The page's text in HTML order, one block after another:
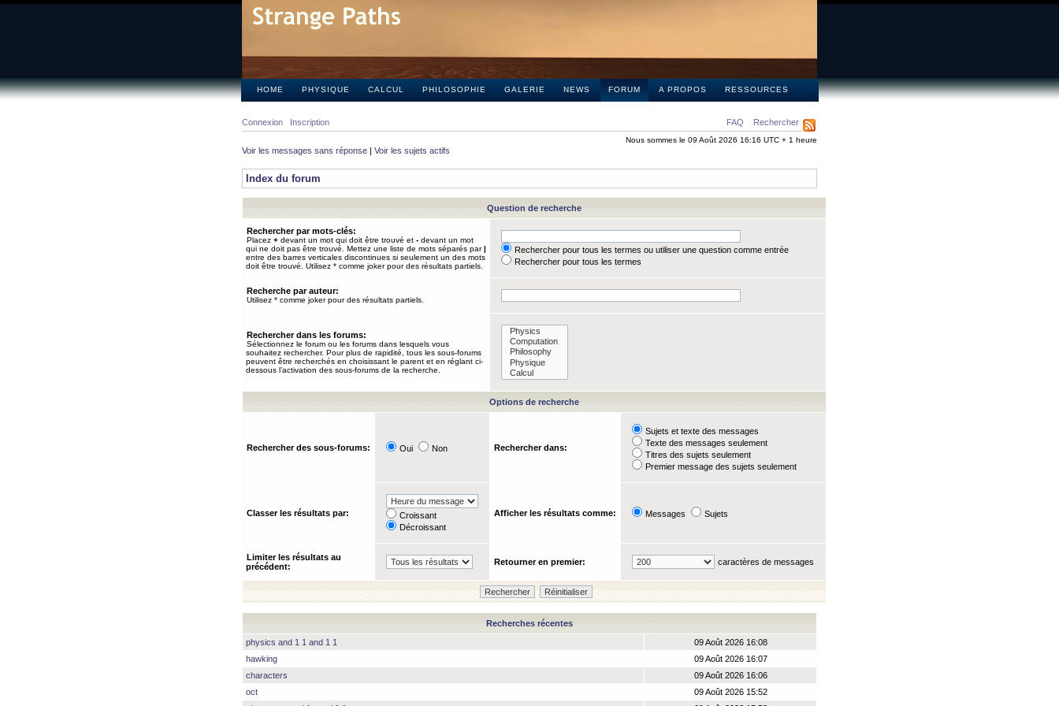
HOME PHYSIQUE CALCUL PHILOSOPHIE GALERIE NEWS FORUM A PROPOS RESSOURCES
FAQ Rechercher
Connexion Inscription
Nous sommes le 09 Août 2026 16:16 UTC + 1 heure
Voir les messages sans réponse | Voir les sujets actifs
Index du forum
Question de recherche
Rechercher par mots-clés:
Placez + devant un mot qui doit être trouvé et - devant un mot
qui ne doit pas être trouvé. Mettez une liste de mots séparés par|
entre des barres verticales discontinues si seulement un des mots
doit être trouvé. Utilisez * comme joker pour des résultats partiels.
Rechercher pour tous les termes ou utiliser une question comme entrée
Rechercher pour tous les termes
Recherche par auteur:
Utilisez * comme joker pour des résultats partiels.
Rechercher dans les forums:
Sélectionnez le forum ou les forums dans lesquels vous
souhaitez rechercher. Pour plus de rapidité, tous les sous-forums
peuvent être recherchés en choisissant le parent et en réglant ci-
dessous l’activation des sous-forums de la recherche.
Options de recherche
Rechercher des sous-forums: Oui Non Rechercher dans:
Sujets et texte des messages
Texte des messages seulement
Titres des sujets seulement
Premier message des sujets seulement
Classer les résultats par:
Croissant
Décroissant
Afficher les résultats comme: Messages Sujets
Limiter les résultats au
précédent:
Retourner en premier: caractères de messages
Recherches récentes
physics and 1 1 and 1 1
09 Août 2026 16:08
hawking
09 Août 2026 16:07
characters
09 Août 2026 16:06
oct
09 Août 2026 15:52